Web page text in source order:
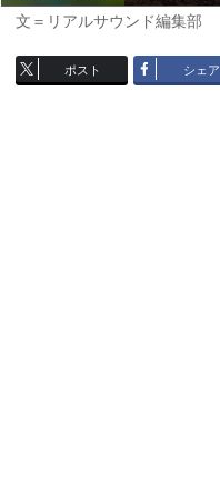
文＝リアルサウンド編集部
ポスト シェア